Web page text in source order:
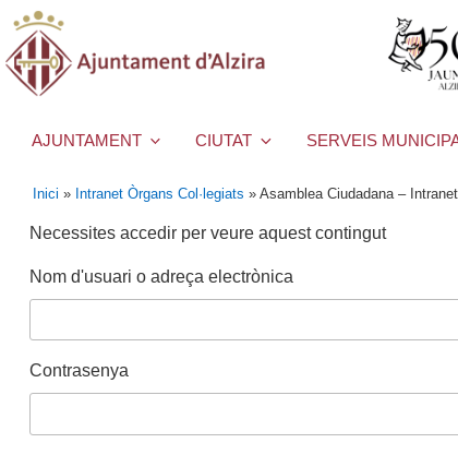
AJUNTAMENT CIUTAT SERVEIS
Inici » Intranet Òrgans Col·legiats » Asamblea Ciudadana – Intranet
Necessites accedir per veure aquest contingut
Nom d'usuari o adreça electrònica
Contrasenya